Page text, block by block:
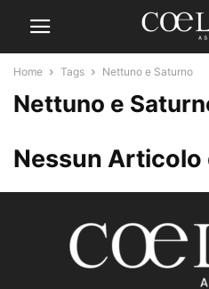
Home Tags Nettuno e Saturno
Nettuno e
Nessun Articolo